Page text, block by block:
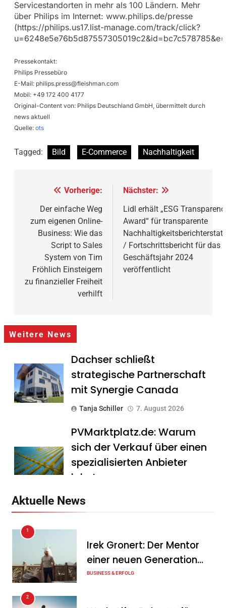
Servicestandorten in mehr als 100 Ländern. Mehr
über Philips im Internet: www.philips.de/presse
(https://philips.us17.list-manage.com/track/click?
Pressekontakt:
Philips Pressebüro
E-Mail: philips.press@fleishman.com
Mobil: +49 172 400 4177
Original-Content von: Philips Deutschland GmbH, übermittelt durch
news aktuell
Quelle: ots
Tagged: Bild E-Commerce Nachhaltigkeit
Beitragsnavigation
Vorherige:
Der einfache Weg
zum eigenen Online-
Business: Wie das
Script to Sales
System von Tim
Fröhlich Einsteigern
zu finanzieller Freiheit
verhilft
Nächster:
Lidl erhält „ESG
Award“ für transparente
/ Fortschrittsbericht für das
Geschäftsjahr 2024
veröffentlicht
Weitere News
Dachser schließt
strategische Partnerschaft
mit Synergie Canada
Tanja Schiller 7. August 2026
PVMarktplatz.de: Warum
sich der Verkauf über einen
spezialisierten Anbieter
lohnt
Mitarbeitergespräch pro
Jahr nichts verändert – und
was stattdessen
Verbindlichkeit schafft
Aktuelle News
1
Irek Gronert: Der Mentor
einer neuen Generation
von Unternehmern
BUSINESS & ERFOLG
2